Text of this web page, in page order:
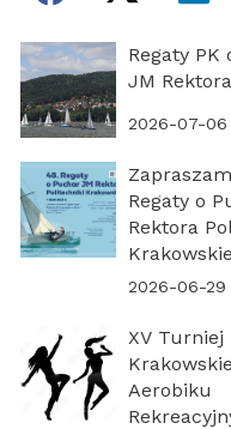
Regaty PK
JM
2026-07-06
Regaty o
Rektora
2026-06-29
XV Turniej
Aerobiku